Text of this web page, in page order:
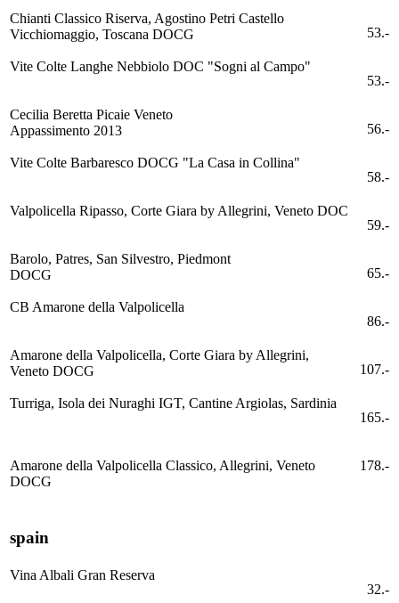
Chianti Classico Riserva, Agostino Petri Castello
Vicchiomaggio, Toscana DOCG
53.-
Vite Colte Langhe Nebbiolo DOC "Sogni al Campo"
53.-
Cecilia Beretta Picaie Veneto
Appassimento 2013
56.-
Vite Colte Barbaresco DOCG "La Casa in Collina"
58.-
Valpolicella Ripasso, Corte Giara by Allegrini, Veneto DOC
59.-
Barolo, Patres, San Silvestro, Piedmont
DOCG
65.-
CB Amarone della Valpolicella
86.-
Amarone della Valpolicella, Corte Giara by Allegrini,
Veneto DOCG
107.-
Turriga, Isola dei Nuraghi IGT, Cantine Argiolas, Sardinia
165.-
Amarone della Valpolicella Classico, Allegrini, Veneto
DOCG
178.-
spain
Vina Albali Gran Reserva
32.-